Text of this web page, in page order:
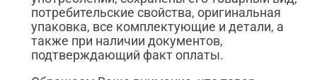
потребительские свойства, оригинальная
упаковка, все комплектующие и детали, а
также при наличии документов,
подтверждающий факт оплаты.